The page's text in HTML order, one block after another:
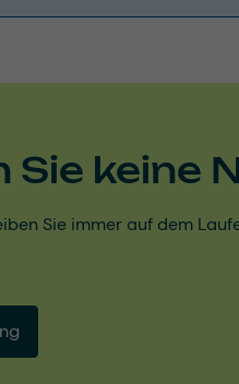
Sie keine
Sie immer auf dem